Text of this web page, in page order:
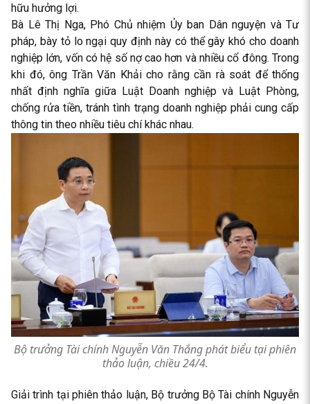
hữu hưởng lợi.
Bà Lê Thị Nga, Phó Chủ nhiệm Ủy ban Dân nguyện và Tư
pháp, bày tỏ lo ngại quy định này có thể gây khó cho doanh
nghiệp lớn, vốn có hệ số nợ cao hơn và nhiều cổ đông. Trong
khi đó, ông Trần Văn Khải cho rằng cần rà soát để thống
nhất định nghĩa giữa Luật Doanh nghiệp và Luật Phòng,
chống rửa tiền, tránh tình trạng doanh nghiệp phải cung cấp
thông tin theo nhiều tiêu chí khác nhau.
Bộ trưởng Tài chính Nguyễn Văn Thắng phát biểu tại phiên
thảo luận, chiều 24/4.
Giải trình tại phiên thảo luận, Bộ trưởng Bộ Tài chính Nguyễn